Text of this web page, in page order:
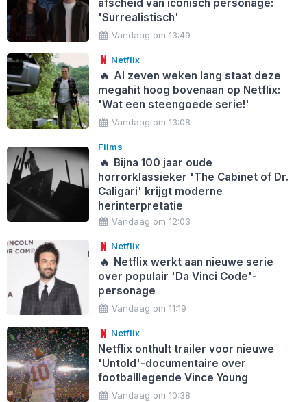
afscheid van iconisch personage:
'Surrealistisch'
Vandaag om 13:49
Netflix
🔥 Al zeven weken lang staat deze
megahit hoog bovenaan op Netflix:
'Wat een steengoede serie!'
Vandaag om 13:08
Films
🔥 Bijna 100 jaar oude
horrorklassieker 'The Cabinet of Dr.
Caligari' krijgt moderne
herinterpretatie
Vandaag om 12:03
Netflix
🔥 Netflix werkt aan nieuwe serie
over populair 'Da Vinci Code'-
personage
Vandaag om 11:19
Netflix
Netflix onthult trailer voor nieuwe
'Untold'-documentaire over
footballlegende Vince Young
Vandaag om 10:38